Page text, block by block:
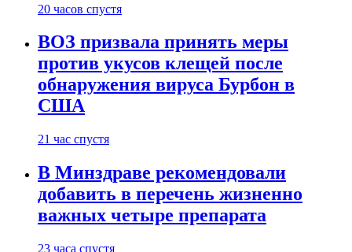
20 часов спустя
ВОЗ призвала принять меры
против укусов клещей после
обнаружения вируса Бурбон в
США
21 час спустя
В Минздраве рекомендовали
добавить в перечень жизненно
важных четыре препарата
23 часа спустя